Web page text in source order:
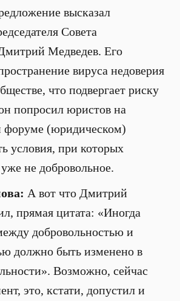
высказал
Совета
Медведев. Его
вируса недоверия
что подвергает риску
попросил юристов на
форуме (юридическом)
условия, при которых
не добровольное.
А вот что Дмитрий
прямая цитата: «Иногда
добровольностью и
должно быть изменено в
Возможно, сейчас
это, кстати, допустил и